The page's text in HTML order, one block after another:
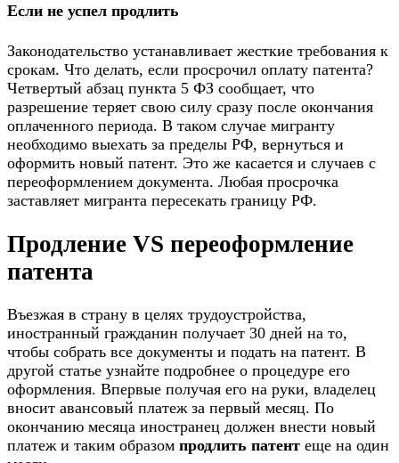
Если не успел продлить
Законодательство устанавливает жесткие требования к
срокам. Что делать, если просрочил оплату патента?
Четвертый абзац пункта 5 ФЗ сообщает, что
разрешение теряет свою силу сразу после окончания
оплаченного периода. В таком случае мигранту
необходимо выехать за пределы РФ, вернуться и
оформить новый патент. Это же касается и случаев с
переоформлением документа. Любая просрочка
заставляет мигранта пересекать границу РФ.
Продление VS переоформление
патента
Въезжая в страну в целях трудоустройства,
иностранный гражданин получает 30 дней на то,
чтобы собрать все документы и подать на патент. В
другой статье узнайте подробнее о процедуре его
оформления. Впервые получая его на руки, владелец
вносит авансовый платеж за первый месяц. По
окончанию месяца иностранец должен внести новый
платеж и таким образом продлить патент еще на один